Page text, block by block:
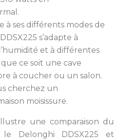
à ses différents modes de
s’adapte à
et à différentes
ce soit une cave
à coucher ou un salon.
cherchez un
moisissure.
une comparaison du
Delonghi DDSX225 et